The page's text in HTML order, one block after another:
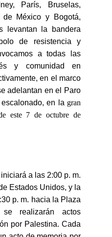
París, Bruselas,
de México y Bogotá,
levantan la bandera
de resistencia y
a todas las
y comunidad en
en el marco
adelantan en el Paro
en la gran
este 7 de octubre de
a las 2:00 p. m.
Estados Unidos, y la
p. m. hacia la Plaza
realizarán actos
por Palestina. Cada